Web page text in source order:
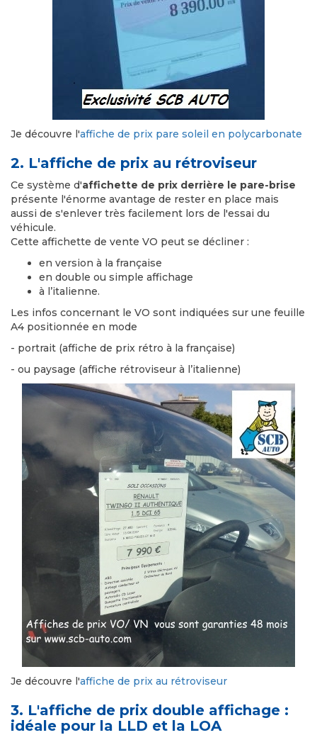
Je découvre l'affiche de prix pare soleil en polycarbonate
2. L'affiche de prix au rétroviseur
Ce système d'affichette de prix derrière le pare-brise
présente l'énorme avantage de rester en place mais
aussi de s'enlever très facilement lors de l'essai du
véhicule.
Cette affichette de vente VO peut se décliner :
en version à la française
en double ou simple affichage
à l’italienne.
Les infos concernant le VO sont indiquées sur une feuille
A4 positionnée en mode
- portrait (affiche de prix rétro à la française)
- ou paysage (affiche rétroviseur à l’italienne)
Je découvre l'affiche de prix au rétroviseur
3. L'affiche de prix double affichage :
idéale pour la LLD et la LOA